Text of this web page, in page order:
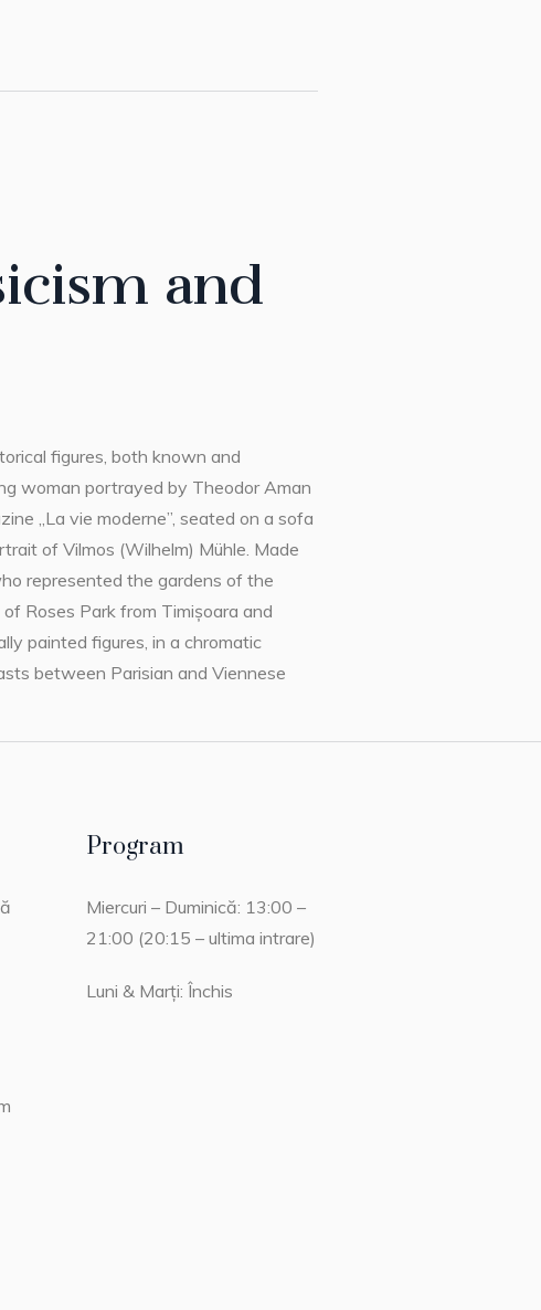
and
figures, both known and
woman portrayed by Theodor Aman
„La vie moderne”, seated on a sofa
of Vilmos (Wilhelm) Mühle. Made
represented the gardens of the
Roses Park from Timișoara and
painted figures, in a chromatic
between Parisian and Viennese
Program
Miercuri – Duminică: 13:00 –
21:00 (20:15 – ultima intrare)
Luni & Marți: Închis